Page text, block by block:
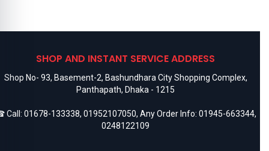
SHOP AND INSTANT SERVICE ADDRESS
Shop No- 93, Basement-2, Bashundhara City Shopping Complex,
Panthapath, Dhaka - 1215
Call: 01678-133338, 01952107050, Any Order Info: 01945-663344,
0248122109